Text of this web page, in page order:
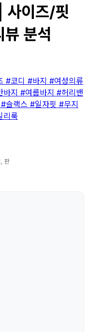
사이즈/핏
분석
#코디 #바지 #여성의류
바지 #여름바지 #허리밴
#슬랙스 #일자핏 #무지
리룩